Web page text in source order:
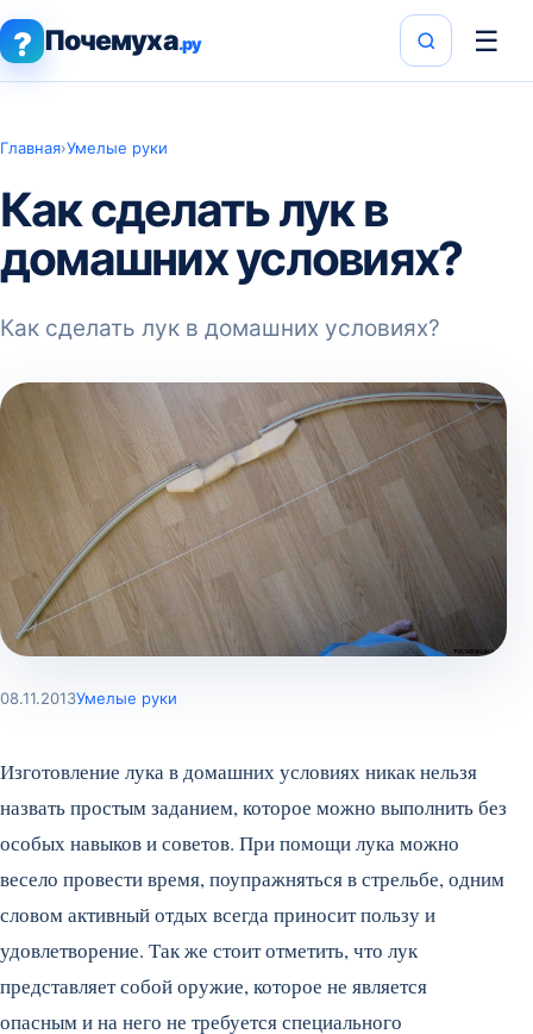
? Почемуха.ру ☰
Главная›Умелые руки
Как сделать лук в
домашних условиях?
Как сделать лук в домашних условиях?
08.11.2013Умелые руки
Изготовление лука в домашних условиях никак нельзя
назвать простым заданием, которое можно выполнить без
особых навыков и советов. При помощи лука можно
весело провести время, поупражняться в стрельбе, одним
словом активный отдых всегда приносит пользу и
удовлетворение. Так же стоит отметить, что лук
представляет собой оружие, которое не является
опасным и на него не требуется специального